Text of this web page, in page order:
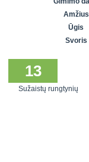
SFL rudens
Snaigės taurė
Amžius
Ūgis
Svoris
13
Sužaistų rungtynių